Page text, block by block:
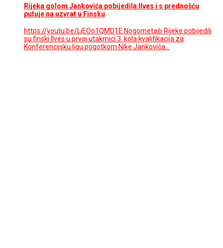
Rijeka golom Jankovića pobijedila Ilves i s prednošću
putuje na uzvrat u Finsku
https://youtu.be/LjEOo1QMD1E Nogometaši Rijeke pobijedili
su finski Ilves u prvoj utakmici 3. kola kvalifikacija za
Konferencijsku ligu pogotkom Nike Jankovića…